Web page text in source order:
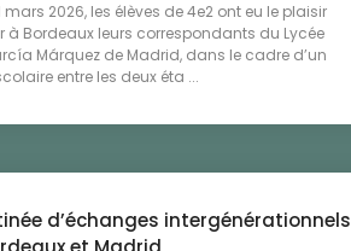
mars 2026, les élèves de 4e2 ont eu le plaisir
à Bordeaux leurs correspondants du Lycée
Márquez de Madrid, dans le cadre d’un
entre les deux éta ...
d’échanges intergénérationnels